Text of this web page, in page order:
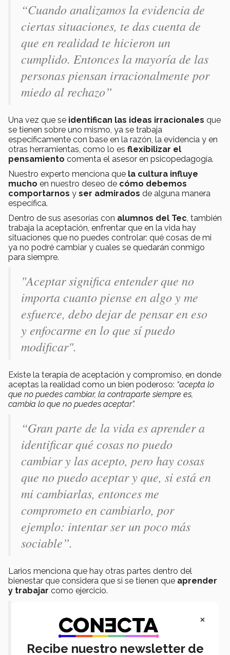
“Cuando analizamos la evidencia de
ciertas situaciones, te das cuenta de
que en realidad te hicieron un
cumplido. Entonces la mayoría de las
personas piensan irracionalmente por
miedo al rechazo”
Una vez que se identifican las ideas irracionales que
se tienen sobre uno mismo, ya se trabaja
específicamente con base en la razón, la evidencia y en
otras herramientas, como lo es flexibilizar el
pensamiento comenta el asesor en psicopedagogía.
Nuestro experto menciona que la cultura influye
mucho en nuestro deseo de cómo debemos
comportarnos y ser admirados de alguna manera
específica.
Dentro de sus asesorías con alumnos del Tec , también
trabaja la aceptación, enfrentar que en la vida hay
situaciones que no puedes controlar: qué cosas de mi
ya no podré cambiar y cuales se quedarán conmigo
para siempre.
"Aceptar significa entender que no
importa cuanto piense en algo y me
esfuerce, debo dejar de pensar en eso
y enfocarme en lo que sí puedo
modificar".
Existe la terapia de aceptación y compromiso, en donde
aceptas la realidad como un bien poderoso: “acepta lo
que no puedes cambiar, la contraparte siempre es,
cambia lo que no puedes aceptar”.
“Gran parte de la vida es aprender a
identificar qué cosas no puedo
cambiar y las acepto, pero hay cosas
que no puedo aceptar y que, si está en
mi cambiarlas, entonces me
comprometo en cambiarlo, por
ejemplo: intentar ser un poco más
sociable”.
Larios menciona que hay otras partes dentro del
bienestar que considera que si se tienen que aprender
y trabajar como ejercicio.
“Tener buena autoestima, es un
trabajo personal, se tiene que
trabajar desde ti mismo para que sea
×
Recibe nuestro newsletter de